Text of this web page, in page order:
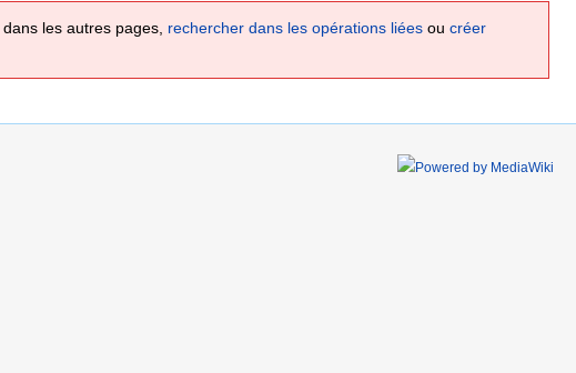
dans les autres pages, rechercher dans les opérations liées ou créer